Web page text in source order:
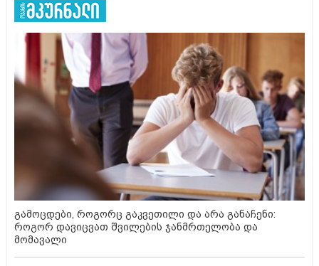
გამოცდები, როგორც გაკვეთილი და არა განაჩენი:
როგორ დავიცვათ შვილების ჯანმრთელობა და
მომავალი